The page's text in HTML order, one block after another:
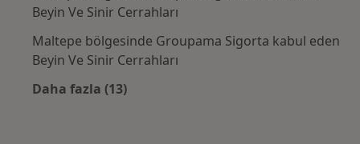
Beyin Ve Sinir Cerrahları
Maltepe bölgesinde Groupama Sigorta kabul eden
Beyin Ve Sinir Cerrahları
Daha fazla (13)